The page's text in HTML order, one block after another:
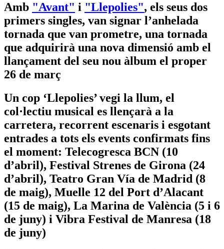
Amb "Avant" i "Llepolies", els seus dos
primers singles, van signar l’anhelada
tornada que van prometre, una tornada
que adquirirà una nova dimensió amb el
llançament del seu nou àlbum el proper
26 de març
Un cop ‘Llepolies’ vegi la llum, el
col·lectiu musical es llençarà a la
carretera, recorrent escenaris i esgotant
entrades a tots els events confirmats fins
el moment: Telecogresca BCN (10
d’abril), Festival Strenes de Girona (24
d’abril), Teatro Gran Vía de Madrid (8
de maig), Muelle 12 del Port d’Alacant
(15 de maig), La Marina de València (5 i 6
de juny) i Vibra Festival de Manresa (18
de juny)